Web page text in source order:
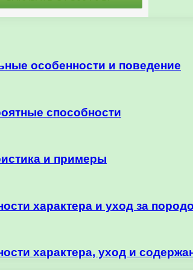
особенности и поведение
способности
и примеры
характера и уход за
характера, уход и